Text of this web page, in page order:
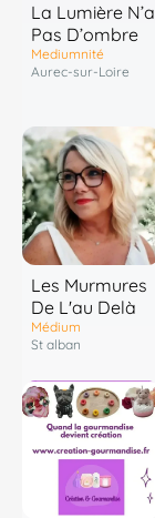
La Lumière N’a
Pas D’ombre
Mediumnité
Aurec-sur-Loire
Les Murmures
De L'au Delà
Médium
St alban